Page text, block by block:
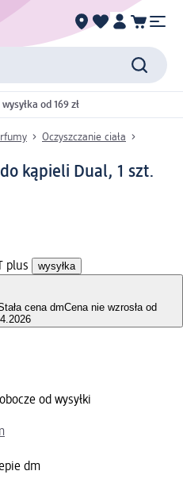
od 169 zł
Oczyszczanie ciała
kąpieli Dual, 1 szt.
plus wysyłka
cena dmCena nie wzrosła od
od wysyłki
dm